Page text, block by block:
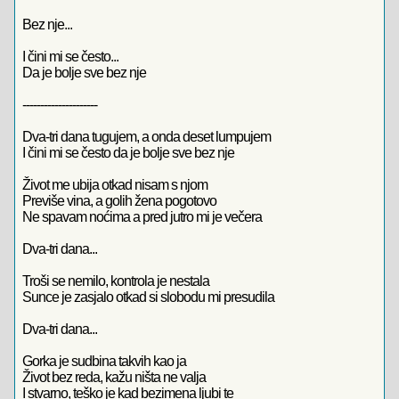
Bez nje...
I čini mi se često...
Da je bolje sve bez nje
---------------------
Dva-tri dana tugujem, a onda deset lumpujem
I čini mi se često da je bolje sve bez nje
Život me ubija otkad nisam s njom
Previše vina, a golih žena pogotovo
Ne spavam noćima a pred jutro mi je večera
Dva-tri dana...
Troši se nemilo, kontrola je nestala
Sunce je zasjalo otkad si slobodu mi presudila
Dva-tri dana...
Gorka je sudbina takvih kao ja
Život bez reda, kažu ništa ne valja
I stvarno, teško je kad bezimena ljubi te